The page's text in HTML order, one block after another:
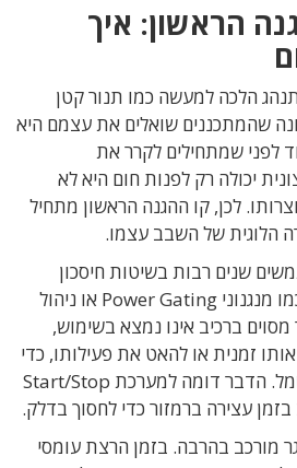
הראשון: איך
הלכה למעשה כמו תנור קטן
שהמתכננים שואלים את עצמם היא
לפני שמתחילים לקרר את
יכולה רק לפנות חום היא לא
. לכן, קו ההגנה הראשון מתחיל
הלוגית של השבב עצמו.
שנים רבות בשיטות חיסכון
מנגנוני Power Gating או ניהול
ברכיב אינו נמצא בשימוש,
זמנית או להאט את פעילותו, כדי
. הדבר דומה למערכת Start/Stop
עצירה ברמזור כדי לחסוך בדלק.
מורכב בהרבה. בזמן הרצת עומסי